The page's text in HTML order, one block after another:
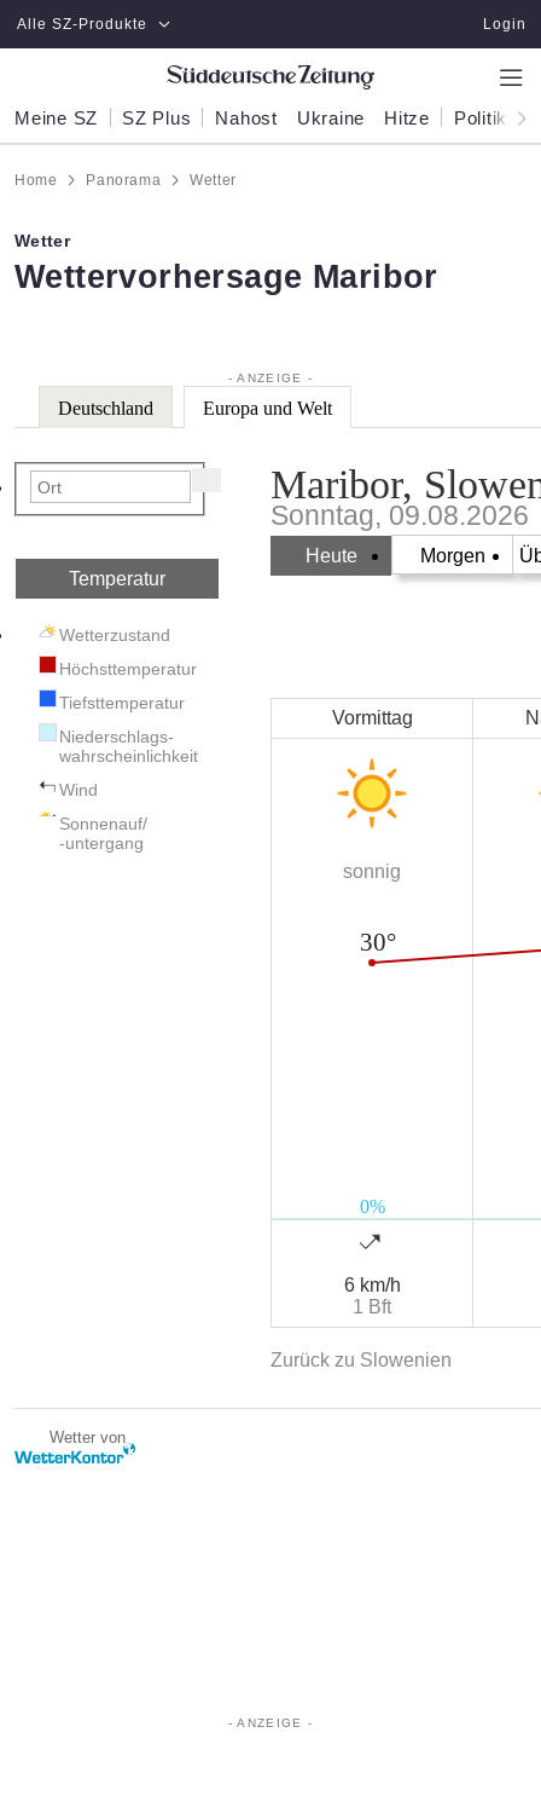
Zum Hauptinhalt springen
Alle SZ-Produkte Login
Meine SZ SZ Plus Nahost Ukraine Hitze Politik
Home Panorama Wetter
Wetter
:
Wettervorhersage Maribor
Deutschland Europa und Welt
Temperatur
Wetterzustand
Höchsttemperatur
Tiefsttemperatur
Niederschlags-
wahrscheinlichkeit
Wind
Sonnenauf/
-untergang
Maribor,
Sonntag, 09.08.2026
Heute Morgen
Vormittag
sonnig
6 km/h
1 Bft
Zurück zu Slowenien
Wetter von